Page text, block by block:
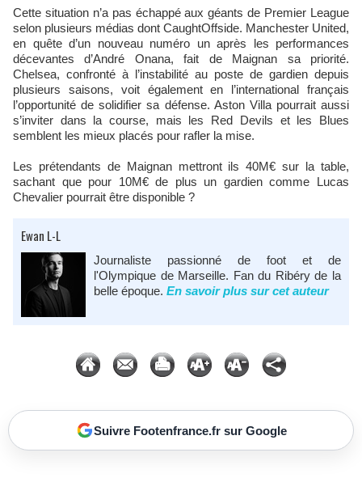
Cette situation n’a pas échappé aux géants de Premier League
selon plusieurs médias dont CaughtOffside. Manchester United,
en quête d’un nouveau numéro un après les performances
décevantes d’André Onana, fait de Maignan sa priorité.
Chelsea, confronté à l’instabilité au poste de gardien depuis
plusieurs saisons, voit également en l’international français
l’opportunité de solidifier sa défense. Aston Villa pourrait aussi
s’inviter dans la course, mais les Red Devils et les Blues
semblent les mieux placés pour rafler la mise.
Les prétendants de Maignan mettront ils 40M€ sur la table,
sachant que pour 10M€ de plus un gardien comme Lucas
Chevalier pourrait être disponible ?
Ewan L-L
Journaliste passionné de foot et de
l'Olympique de Marseille. Fan du Ribéry de la
belle époque. En savoir plus sur cet auteur
Suivre Footenfrance.fr sur Google